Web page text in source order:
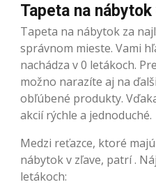
Tapeta na
Tapeta na nábytok za
správnom mieste. Vami
nachádza v 0 letákoch.
možno narazíte aj na
obľúbené produkty.
akcií rýchle a jednoduché.
Medzi reťazce, ktoré
nábytok v zľave, patrí .
letákoch: